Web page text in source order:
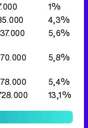
1%
4,3%
5,6%
5,8%
5,4%
13,1%